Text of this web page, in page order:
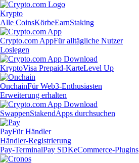
Krypto
Alle CoinsKörbeEarnStaking
Crypto.com AppFür alltägliche Nutzer
Loslegen
KryptoVisa Prepaid-KarteLevel Up
OnchainFür Web3-Enthusiasten
Erweiterung erhalten
SwappenStakendApps durchsuchen
PayFür Händler
Händler-Registrierung
Pay-TerminalPay SDKeCommerce-Plugins